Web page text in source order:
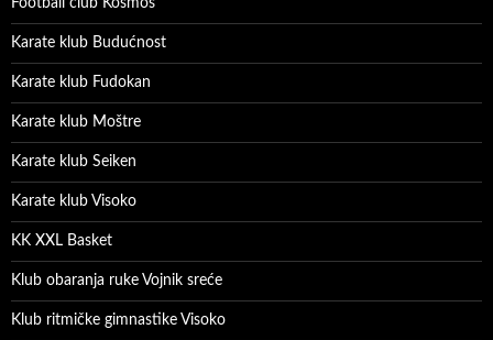
Football club Kosmos
Karate klub Budućnost
Karate klub Fudokan
Karate klub Moštre
Karate klub Seiken
Karate klub Visoko
KK XXL Basket
Klub obaranja ruke Vojnik sreće
Klub ritmičke gimnastike Visoko